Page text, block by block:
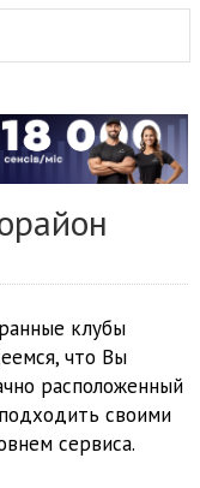
клубы
что Вы
расположенный
своими
сервиса.